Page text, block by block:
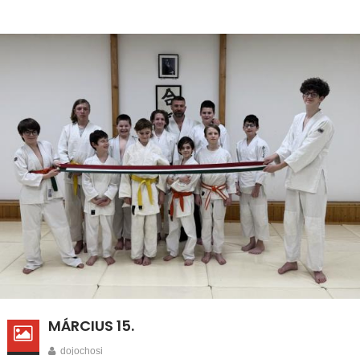
MÁRCIUS 15.
dojochosi